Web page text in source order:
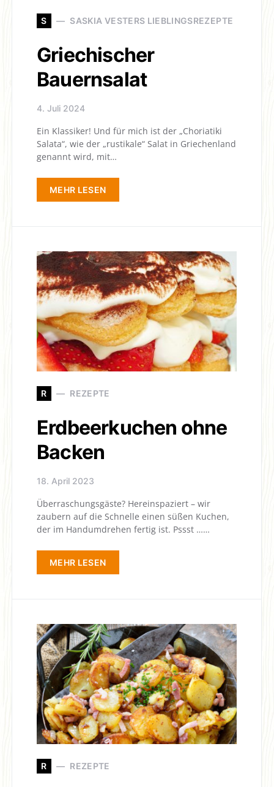
S SASKIA VESTERS LIEBLINGSREZEPTE
Griechischer
Bauernsalat
4. Juli 2024
Ein Klassiker! Und für mich ist der „Choriatiki
Salata“, wie der „rustikale“ Salat in Griechenland
genannt wird, mit…
MEHR LESEN
R REZEPTE
Erdbeerkuchen ohne
Backen
18. April 2023
Überraschungsgäste? Hereinspaziert – wir
zaubern auf die Schnelle einen süßen Kuchen,
der im Handumdrehen fertig ist. Pssst ……
MEHR LESEN
R REZEPTE